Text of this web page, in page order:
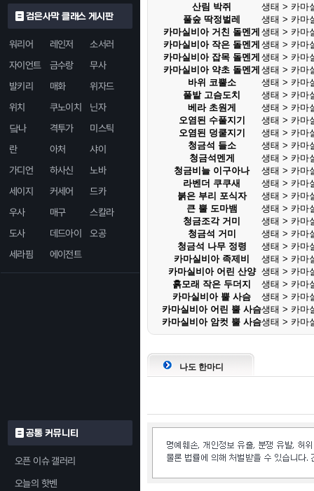
검은사막 클래스 게시판
워리어 레인저
소서러
자이언트
금수랑
무사
발키리
매화
위자드
위치
쿠노이치
닌자
닼나
격투가
미스틱
란
아처
샤이
가디언
하사신
노바
세이지
커세어
드카
우사
매구
스칼라
도사
데드아이
오공
세라핌
에이전트
공통 커뮤니티
오픈 이슈 갤러리
오늘의 핫벤
산림 박쥐
생태 > 카마
풀숲 딱정벌레
생태 > 카마
카마실비아 거친 돌멘게 생태 > 카마
카마실비아 작은 돌멘게 생태 > 카마
카마실비아 잡목 돌멘게 생태 > 카마
카마실비아 약초 돌멘게 생태 > 카마
바위 코뿔소
생태 > 카마
풀밭 고슴도치
생태 > 카마
베라 초원게
생태 > 카마
오염된 수풀지기
생태 > 카마
오염된 덩쿨지기
생태 > 카마
청금석 들소
생태 > 카마
청금석멘게
생태 > 카마
청금비늘 이구아나
생태 > 카마
라벤더 쿠쿠새
생태 > 카마
붉은 부리 포식자
생태 > 카마
큰 뿔 도마뱀
생태 > 카마
청금조각 거미
생태 > 카마
청금석 거미
생태 > 카마
청금석 나무 정령
생태 > 카마
카마실비아 족제비
생태 > 카마
카마실비아 어린 산양 생태 > 카마
흙모래 작은 두더지
생태 > 카마
카마실비아 뿔 사슴
생태 > 카마
카마실비아 어린 뿔 사슴생태 > 카마
카마실비아 암컷 뿔 사슴생태 > 카마
나도 한마디